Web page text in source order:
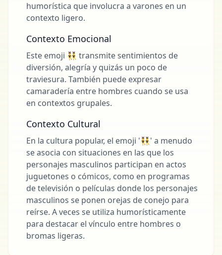
humorística que involucra a varones en un
contexto ligero.
Contexto Emocional
Este emoji 👯‍♂️ transmite sentimientos de
diversión, alegría y quizás un poco de
traviesura. También puede expresar
camaradería entre hombres cuando se usa
en contextos grupales.
Contexto Cultural
En la cultura popular, el emoji '👯‍♂️' a menudo
se asocia con situaciones en las que los
personajes masculinos participan en actos
juguetones o cómicos, como en programas
de televisión o películas donde los personajes
masculinos se ponen orejas de conejo para
reírse. A veces se utiliza humorísticamente
para destacar el vínculo entre hombres o
bromas ligeras.